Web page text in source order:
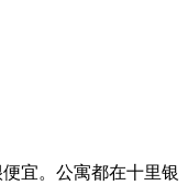
宜。公寓都在十里银